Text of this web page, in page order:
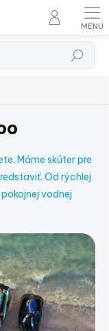
Hľadať
Máme skúter pre
Od rýchlej
vodnej